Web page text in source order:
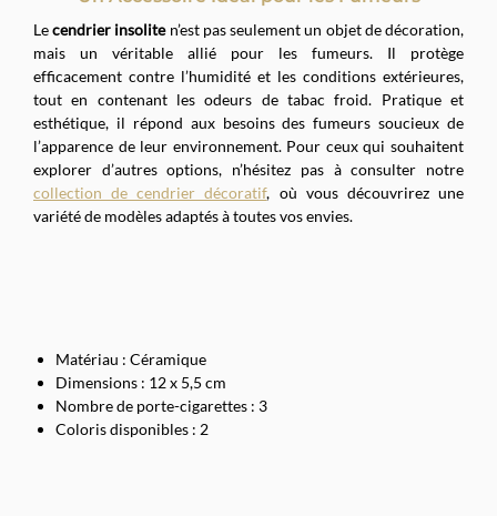
Lecendrier insoliten’est pas seulement un objet de décoration,
mais un véritable allié pour les fumeurs. Il protège
efficacement contre l’humidité et les conditions extérieures,
tout en contenant les odeurs de tabac froid. Pratique et
esthétique, il répond aux besoins des fumeurs soucieux de
l’apparence de leur environnement. Pour ceux qui souhaitent
explorer d’autres options, n’hésitez pas à consulter notre
collection de cendrier décoratif, où vous découvrirez une
variété de modèles adaptés à toutes vos envies.
Matériau : Céramique
Dimensions : 12 x 5,5 cm
Nombre de porte-cigarettes : 3
Coloris disponibles : 2